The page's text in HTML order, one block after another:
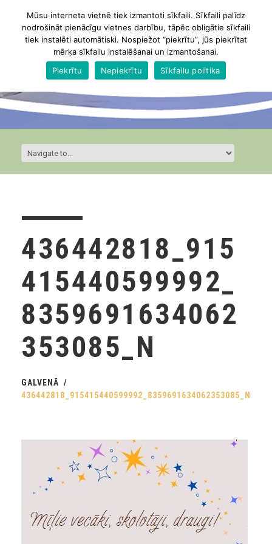
436442818_915
415440599992_
8359691634062
353085_N
GALVENĀ
436442818_915415440599992_8359691634062353085_N
Mūsu interneta vietnē tiek izmantoti sīkfaili. Sīkfaili palīdz
nodrošināt pienācīgu vietnes darbību, tāpēc obligātie sīkfaili
tiek instalēti automātiski. Nospiežot “piekrītu”, jūs piekrītat
mērķa sīkfailu instalēšanai un izmantošanai.
Piekrītu
Nepiekrītu Sīkfailu politika